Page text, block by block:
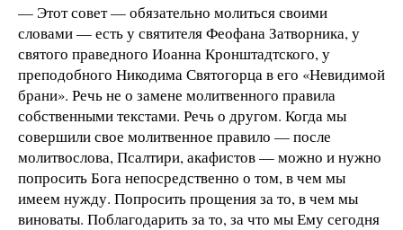
— Этот совет — обязательно молиться своими
словами — есть у святителя Феофана Затворника, у
святого праведного Иоанна Кронштадтского, у
преподобного Никодима Святогорца в его «Невидимой
брани». Речь не о замене молитвенного правила
собственными текстами. Речь о другом. Когда мы
совершили свое молитвенное правило — после
молитвослова, Псалтири, акафистов — можно и нужно
попросить Бога непосредственно о том, в чем мы
имеем нужду. Попросить прощения за то, в чем мы
виноваты. Поблагодарить за то, за что мы Ему сегодня